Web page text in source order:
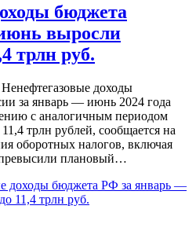
бюджета
выросли
трлн руб.
доходы
за январь — июнь 2024 года
с аналогичным периодом
трлн рублей, сообщается на
оборотных налогов, включая
плановый…
доходы бюджета РФ за январь —
11,4 трлн руб.